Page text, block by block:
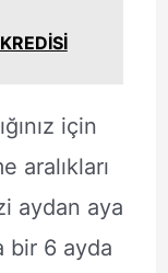
için
aralıkları
aydan aya
bir 6 ayda